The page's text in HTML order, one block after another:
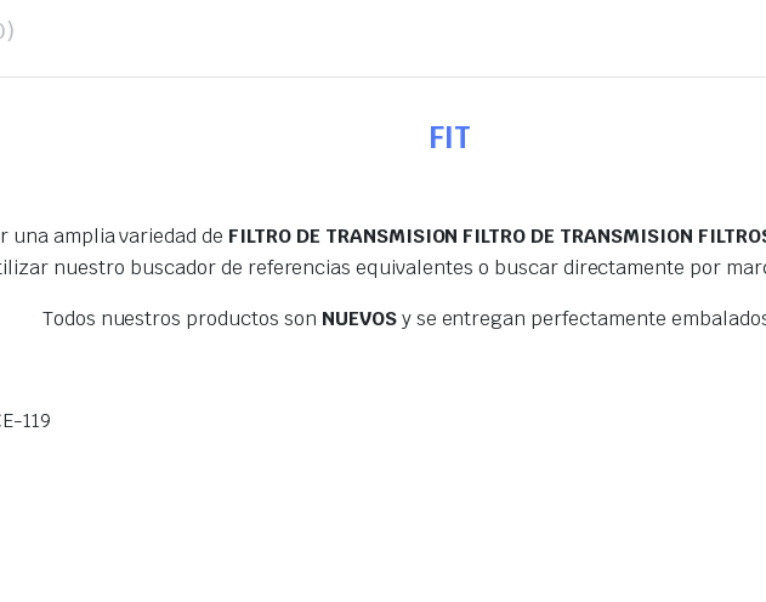
FIT
una amplia variedad de FILTRO DE TRANSMISION FILTRO DE TRANSMISION
nuestro buscador de referencias equivalentes o buscar directamente por
Todos nuestros productos son NUEVOSy se entregan perfectamente
119